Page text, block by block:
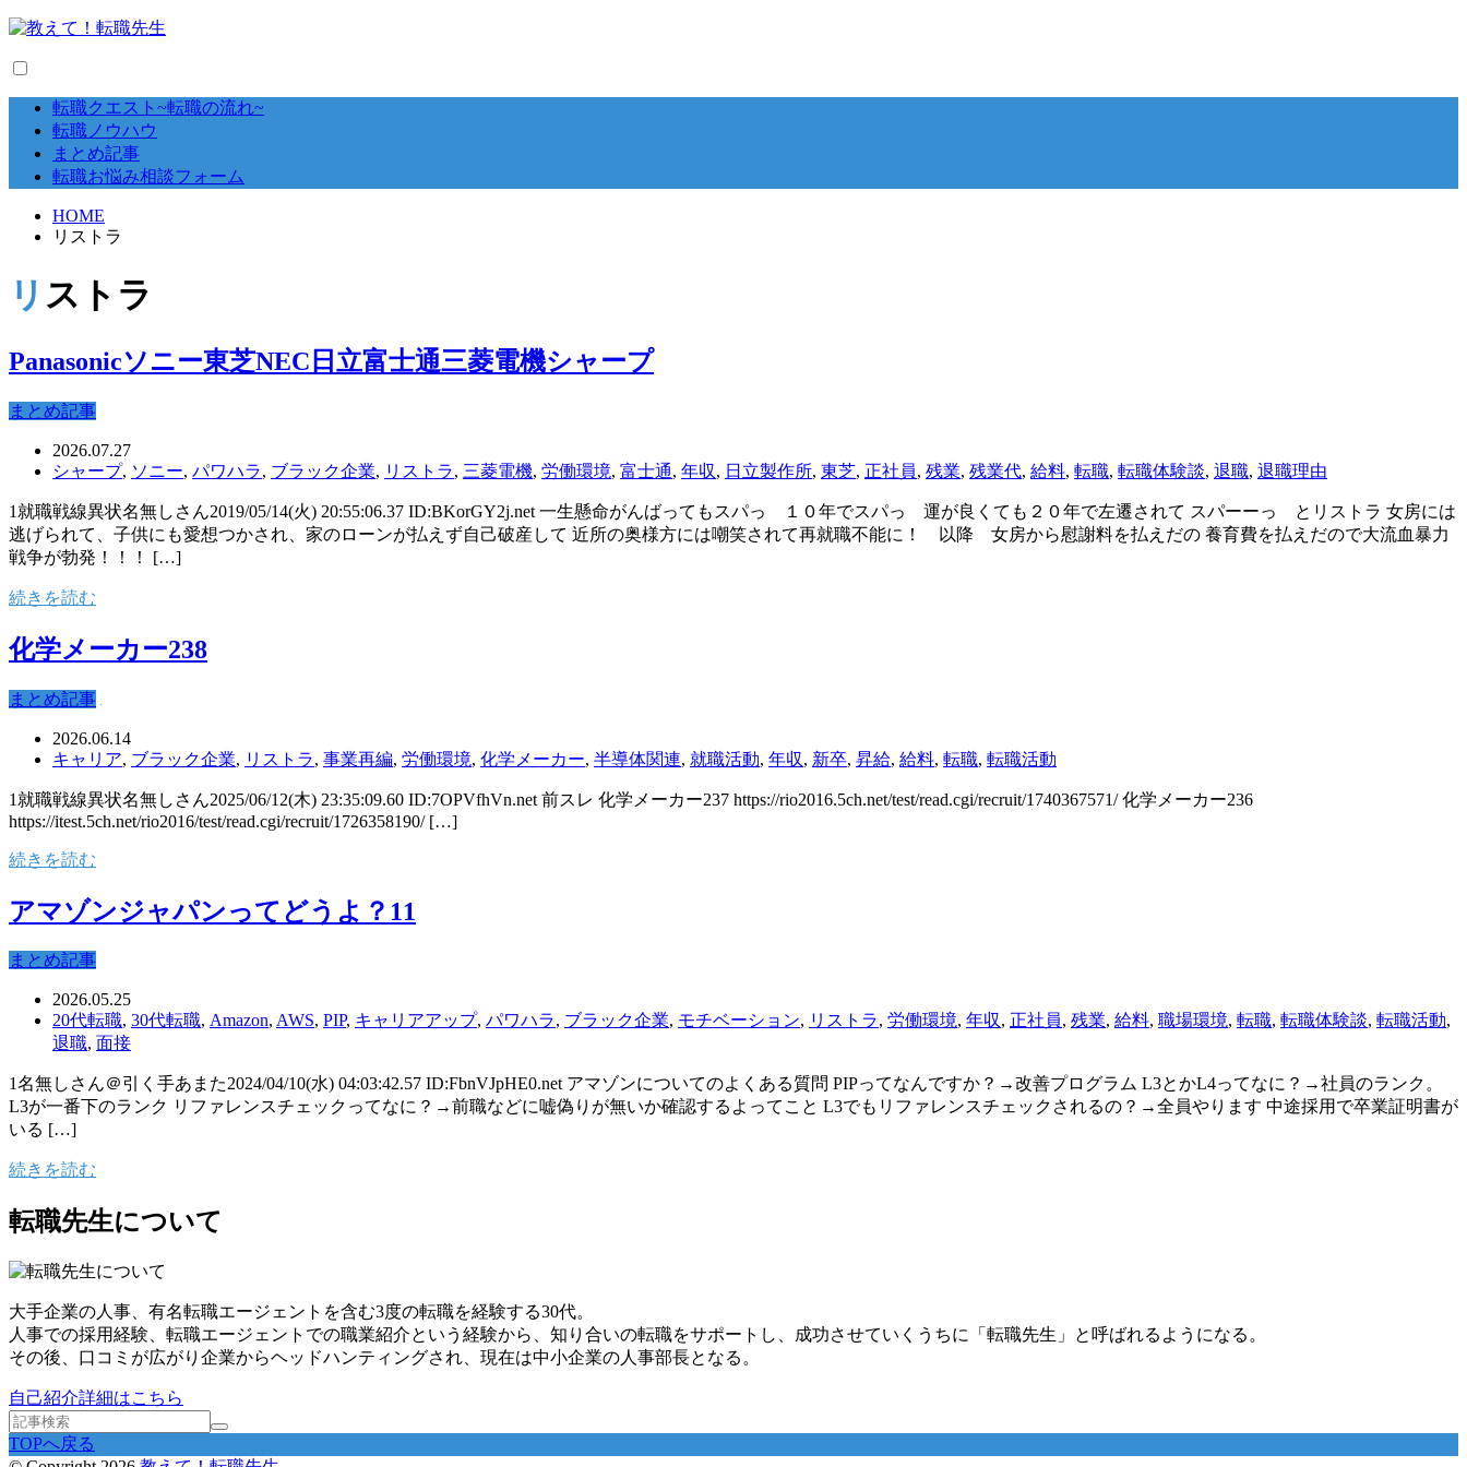
転職クエスト~転職の流れ~
転職ノウハウ
まとめ記事
転職お悩み相談フォーム
HOME
リストラ
リストラ
Panasonicソニー東芝NEC日立富士通三菱電機シャープ
まとめ記事
2026.07.27
シャープ, ソニー, パワハラ, ブラック企業, リストラ, 三菱電機, 労働環境, 富士通, 年収, 日立製作所, 東芝, 正社員, 残業, 残業代, 給料, 転職, 転職体験談, 退職, 退職理由
1就職戦線異状名無しさん2019/05/14(火) 20:55:06.37 ID:BKorGY2j.net 一生懸命がんばってもスパっ １０年でスパっ 運が良くても２０年で左遷されて スパーーっ とリストラ 女房には
逃げられて、子供にも愛想つかされ、家のローンが払えず自己破産して 近所の奥様方には嘲笑されて再就職不能に！ 以降 女房から慰謝料を払えだの 養育費を払えだので大流血暴力
戦争が勃発！！！ […]
続きを読む
化学メーカー238
まとめ記事
2026.06.14
キャリア, ブラック企業, リストラ, 事業再編, 労働環境, 化学メーカー, 半導体関連, 就職活動, 年収, 新卒, 昇給, 給料, 転職, 転職活動
1就職戦線異状名無しさん2025/06/12(木) 23:35:09.60 ID:7OPVfhVn.net 前スレ 化学メーカー237 https://rio2016.5ch.net/test/read.cgi/recruit/1740367571/ 化学メーカー236
https://itest.5ch.net/rio2016/test/read.cgi/recruit/1726358190/ […]
続きを読む
アマゾンジャパンってどうよ？11
まとめ記事
2026.05.25
20代転職, 30代転職, Amazon, AWS, PIP, キャリアアップ, パワハラ, ブラック企業, モチベーション, リストラ, 労働環境, 年収, 正社員, 残業, 給料, 職場環境, 転職, 転職体験談, 転職活動,
退職, 面接
1名無しさん＠引く手あまた2024/04/10(水) 04:03:42.57 ID:FbnVJpHE0.net アマゾンについてのよくある質問 PIPってなんですか？→改善プログラム L3とかL4ってなに？→社員のランク。
L3が一番下のランク リファレンスチェックってなに？→前職などに嘘偽りが無いか確認するよってこと L3でもリファレンスチェックされるの？→全員やります 中途採用で卒業証明書が
いる […]
続きを読む
転職先生について
大手企業の人事、有名転職エージェントを含む3度の転職を経験する30代。
人事での採用経験、転職エージェントでの職業紹介という経験から、知り合いの転職をサポートし、成功させていくうちに「転職先生」と呼ばれるようになる。
その後、口コミが広がり企業からヘッドハンティングされ、現在は中小企業の人事部長となる。
自己紹介詳細はこちら
TOPへ戻る